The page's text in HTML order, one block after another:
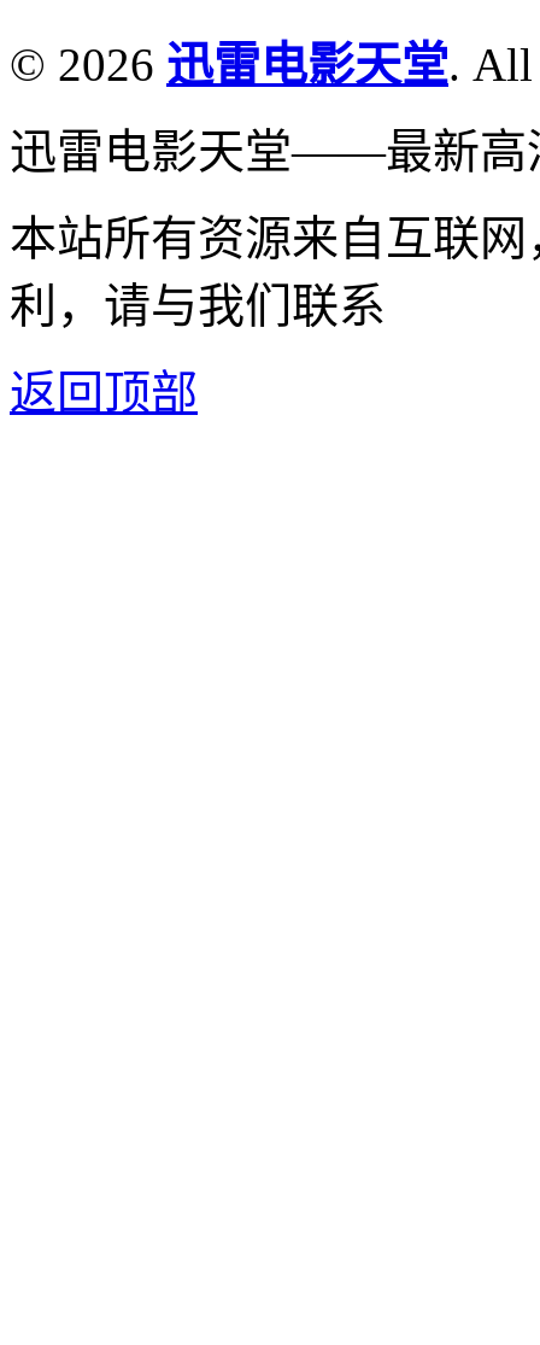
© 2026 迅雷电影天堂. All
迅雷电影天堂——最新高
本站所有资源来自互联
利，请与我们联系
返回顶部